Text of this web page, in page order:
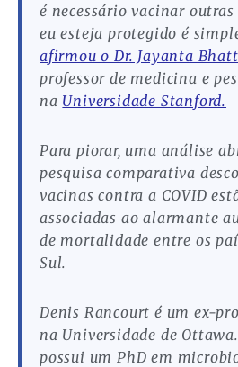
é necessário vacinar outras
eu esteja protegido é
afirmou o Dr. Jayanta
professor de medicina e
na Universidade Stanford.
Para piorar, uma análise
pesquisa comparativa
vacinas contra a COVID
associadas ao alarmante
de mortalidade entre os
Sul.
Denis Rancourt é um ex-
na Universidade de
possui um PhD em